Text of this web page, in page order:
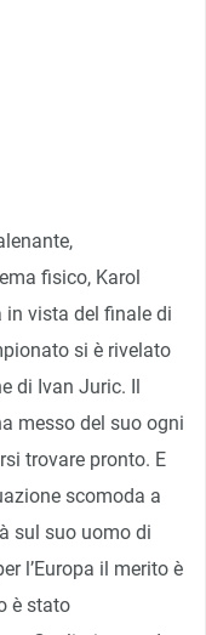
fisico, Karol
in vista del finale di
si è rivelato
di Ivan Juric. Il
messo del suo ogni
trovare pronto. E
scomoda a
sul suo uomo di
l’Europa il merito è
è stato